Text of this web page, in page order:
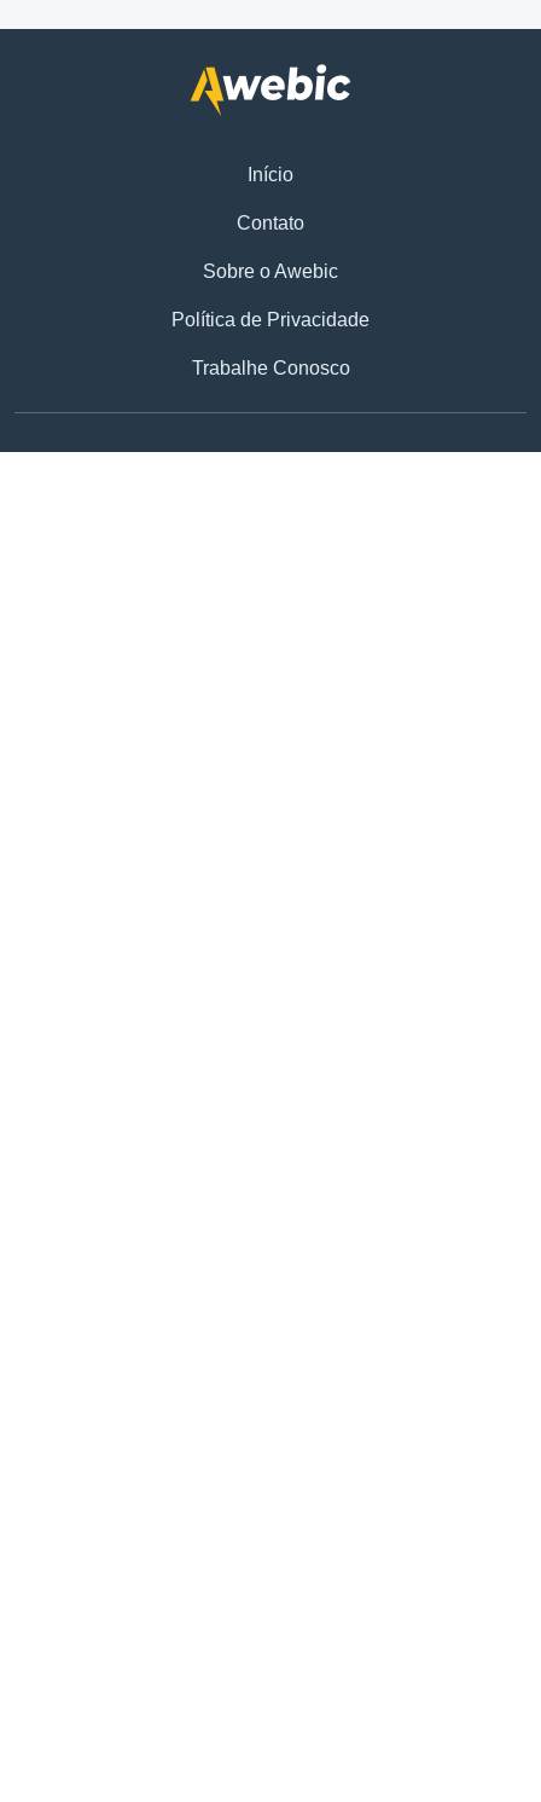
Início
Contato
Sobre o Awebic
Política de Privacidade
Trabalhe Conosco